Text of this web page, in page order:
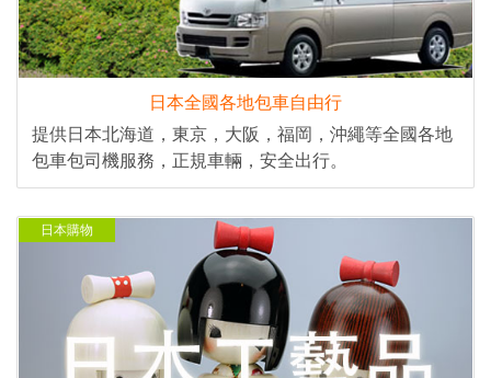
日本全國各地包車自由行
提供日本北海道，東京，大阪，福岡，沖繩等全國各地
包車包司機服務，正規車輛，安全出行。
日本購物